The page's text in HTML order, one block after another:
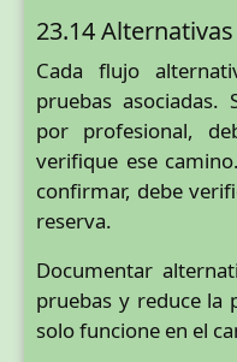
23.14
Cada flujo
pruebas asociadas.
por profesional,
verifique ese
confirmar, debe
reserva.
Documentar
pruebas y reduce la
solo funcione en el